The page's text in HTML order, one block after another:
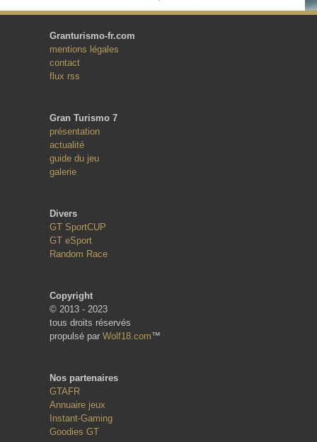
Granturismo-fr.com
mentions légales
contact
flux rss
Gran Turismo 7
présentation
actualité
guide du jeu
galerie
Divers
GT SportCUP
GT eSport
Random Race
Copyright
© 2013 - 2023
tous droits réservés
propulsé par Wolf18.com™
Nos partenaires
GTAFR
Annuaire jeux
Instant-Gaming
Goodies GT